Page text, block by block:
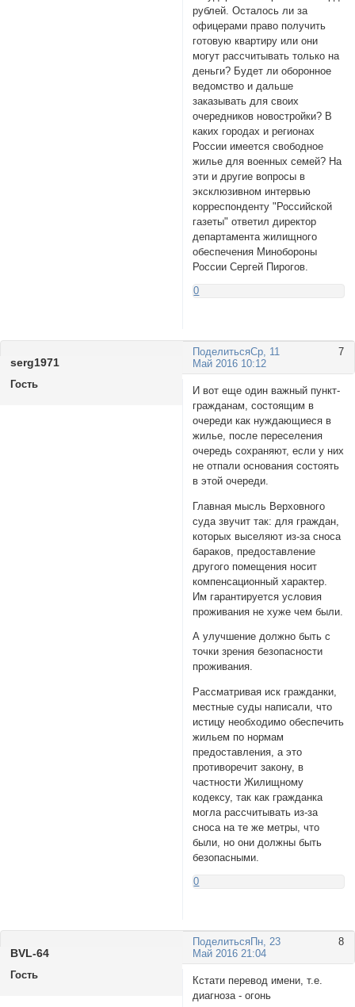
рублей. Осталось ли за
офицерами право получить
готовую квартиру или они
могут рассчитывать только на
деньги? Будет ли оборонное
ведомство и дальше
заказывать для своих
очередников новостройки? В
каких городах и регионах
России имеется свободное
жилье для военных семей? На
эти и другие вопросы в
эксклюзивном интервью
корреспонденту "Российской
газеты" ответил директор
департамента жилищного
обеспечения Минобороны
России Сергей Пирогов.
0
Поделиться 7
Ср, 11
Май 2016 10:12
serg1971
Гость
И вот еще один важный пункт-
гражданам, состоящим в
очереди как нуждающиеся в
жилье, после переселения
очередь сохраняют, если у них
не отпали основания состоять
в этой очереди.
Главная мысль Верховного
суда звучит так: для граждан,
которых выселяют из-за сноса
бараков, предоставление
другого помещения носит
компенсационный характер.
Им гарантируется условия
проживания не хуже чем были.
А улучшение должно быть с
точки зрения безопасности
проживания.
Рассматривая иск гражданки,
местные суды написали, что
истицу необходимо обеспечить
жильем по нормам
предоставления, а это
противоречит закону, в
частности Жилищному
кодексу, так как гражданка
могла рассчитывать из-за
сноса на те же метры, что
были, но они должны быть
безопасными.
0
Поделиться 8
Пн, 23
Май 2016 21:04
BVL-64
Гость
Кстати перевод имени, т.е.
диагноза - огонь